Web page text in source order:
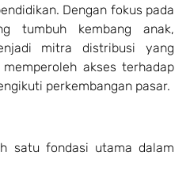
Dengan fokus pada
tumbuh kembang anak,
mitra distribusi yang
akses terhadap
perkembangan pasar.
satu fondasi utama dalam